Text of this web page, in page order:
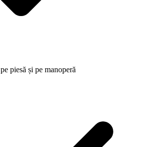
pe piesă și pe manoperă